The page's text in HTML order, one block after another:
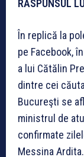
RĂSPUNSUL
În replică la
pe Facebook,
a lui Cătălin
dintre cei
Bucureşti se
ministrul de
confirmate
Messina